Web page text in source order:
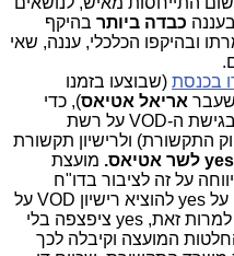
כבדה ביותר בהיקף
ובהיקפו הכלכלי, עננה, שאי
בכנסת (שבוצעו בזמנו
אריאל אטיאס), כדי
להכניס את שידורי הטלוויזיה בגישת ה-VOD על רשת
התקשורת) ולרישיון תקשורת
מועצת
על זה לציבור בדו"ח
על yes להוציא רישיון VOD על
רשת האינטרנט הנייח והנייד. למרות זאת, yes ציפצפה בלי
המועצה וקיבלה לכך